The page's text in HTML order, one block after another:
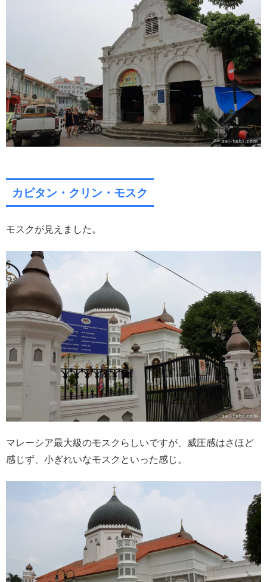
カピタン・クリン・モスク
モスクが見えました。
マレーシア最大級のモスクらしいですが、威圧感はさほど
感じず、小ぎれいなモスクといった感じ。